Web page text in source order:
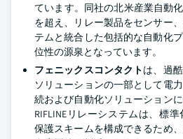
ています。同社の北米産業自動
を超え、リレー製品をセンサー
テムと統合した包括的な自動化
位性の源泉となっています。
フェニックスコンタクトは、過
ソリューションの一部として電
続および自動化ソリューション
RIFLINEリレーシステムは、標
保護スキームを構成できるため